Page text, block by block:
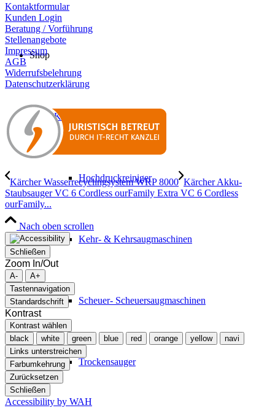
Shop
Kärcher Shop
Hochdruckreiniger
Kehr- & Kehrsaugmaschinen
Scheuer- Scheuersaugmaschinen
Trockensauger
Kontaktformular
Kunden Login
Beratung / Vorführung
Stellenangebote
Impressum
AGB
Widerrufsbelehrung
Datenschutzerklärung
Kärcher Wasserrecyclingsystem WRP 8000 Kärcher Akku-
Staubsauger VC 6 Cordless ourFamily Extra VC 6 Cordless
ourFamily...
Nach oben scrollen
Schließen
Zoom In/Out
A-
A+
Tastennavigation
Standardschrift
Kontrast
Kontrast wählen
black
white green blue red orange yellow
navi
Links unterstreichen
Farbumkehrung
Zurücksetzen
Schließen
Accessibility by WAH